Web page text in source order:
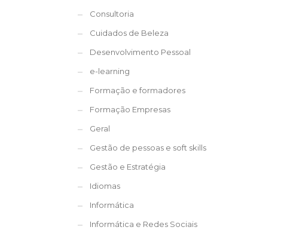
Consultoria
Cuidados de Beleza
Desenvolvimento Pessoal
e-learning
Formação e formadores
Formação Empresas
Geral
Gestão de pessoas e soft skills
Gestão e Estratégia
Idiomas
Informática
Informática e Redes Sociais